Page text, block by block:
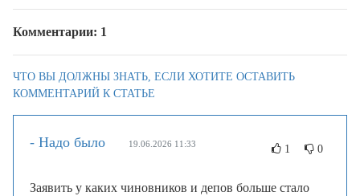
Комментарии: 1
ЧТО ВЫ ДОЛЖНЫ ЗНАТЬ, ЕСЛИ ХОТИТЕ ОСТАВИТЬ
КОММЕНТАРИЙ К СТАТЬЕ
- Надо было 19.06.2026 11:33 1 0
Заявить у каких чиновников и депов больше стало